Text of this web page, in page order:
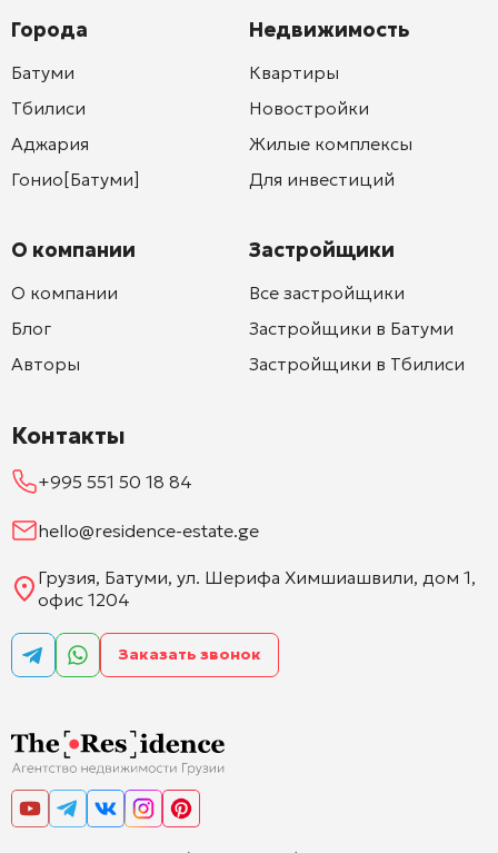
Города
Батуми
Тбилиси
Аджария
Гонио[Батуми]
О компании
О компании
Блог
Авторы
Недвижимость
Квартиры
Новостройки
Жилые комплексы
Для инвестиций
Застройщики
Все застройщики
Застройщики в Батуми
Застройщики в Тбилиси
Контакты
+995 551 50 18 84
hello@residence-estate.ge
Грузия, Батуми, ул. Шерифа Химшиашвили, дом 1,
офис 1204
Заказать звонок